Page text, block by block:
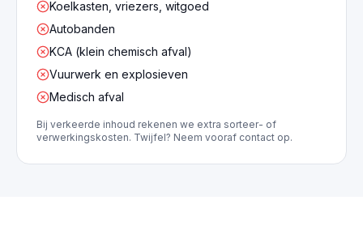
Koelkasten, vriezers, witgoed
Autobanden
KCA (klein chemisch afval)
Vuurwerk en explosieven
Medisch afval
Bij verkeerde inhoud rekenen we extra sorteer- of
verwerkingskosten. Twijfel? Neem vooraf contact op.